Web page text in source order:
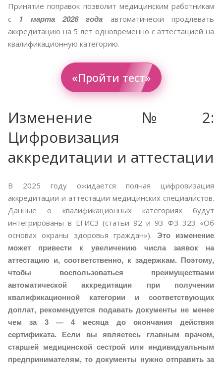
Принятие поправок позволит медицинским работникам
с 1 марта 2026 года автоматически продлевать
аккредитацию на 5 лет одновременно с аттестацией на
квалификационную категорию.
«Пройти тест»
Изменение №2:
Цифровизация
аккредитации и аттестации
В 2025 году ожидается полная цифровизация
аккредитации и аттестации медицинских специалистов.
Данные о квалификационных категориях будут
интегрированы в ЕГИСЗ (статьи 92 и 93 ФЗ 323 «Об
основах охраны здоровья граждан»). Это изменение
может привести к увеличению числа заявок на
аттестацию и, соответственно, к задержкам. Поэтому,
чтобы воспользоваться преимуществами
автоматической аккредитации при получении
квалификационной категории и соответствующих
доплат, рекомендуется подавать документы не менее
чем за 3 — 4 месяца до окончания действия
сертификата. Если вы являетесь главным врачом,
старшей медицинской сестрой или индивидуальным
предпринимателям, то документы нужно отправить за